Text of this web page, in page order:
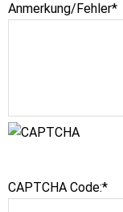
Anmerkung/Fehler*
CAPTCHA Code:*